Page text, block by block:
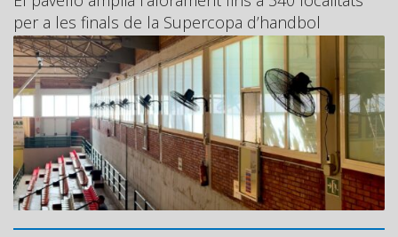
per a les finals de la Supercopa d’handbol